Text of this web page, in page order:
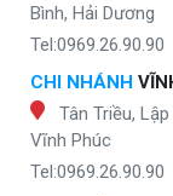
Bình, Hải Dương
Tel:0969.26.90.90
CHI NHÁNH
Tân Triều,
Vĩnh Phúc
Tel:0969.26.90.90